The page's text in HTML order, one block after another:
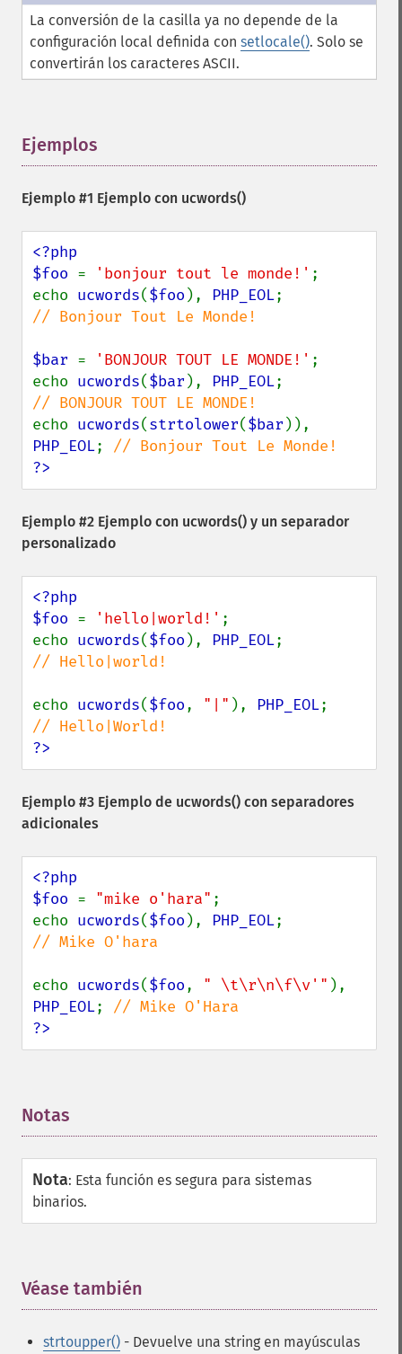
La conversión de la casilla ya no depende de la
configuración local definida con setlocale(). Solo se
convertirán los caracteres ASCII.
Ejemplos
Ejemplo #1 Ejemplo con ucwords()
<?php
$foo = 'bonjour tout le monde!' ;
echo ucwords($foo ), PHP_EOL
// Bonjour Tout Le Monde!
$bar = 'BONJOUR TOUT LE MONDE!' ;
echo ucwords($bar ), PHP_EOL
echo ucwords(strtolower($bar
PHP_EOL;
?>
Ejemplo #2 Ejemplo con ucwords() y un separador
personalizado
<?php
$foo = 'hello|world!' ;
echo ucwords($foo ), PHP_EOL
// Hello|world!
echo ucwords($foo, "|" ), PHP_EOL
?>
Ejemplo #3 Ejemplo de ucwords() con separadores
adicionales
<?php
$foo = "mike o'hara" ;
echo ucwords($foo ), PHP_EOL
// Mike O'hara
echo ucwords($foo, " \t\r\n\f\v'"
PHP_EOL;
?>
Notas
Nota: Esta función es segura para sistemas
binarios.
Véase también
strtoupper() - Devuelve una string en mayúsculas